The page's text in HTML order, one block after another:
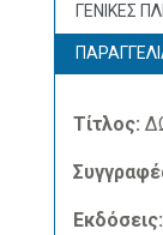
ΓΕΝΙΚΕΣ
Τίτλος:
Εκδόσεις: